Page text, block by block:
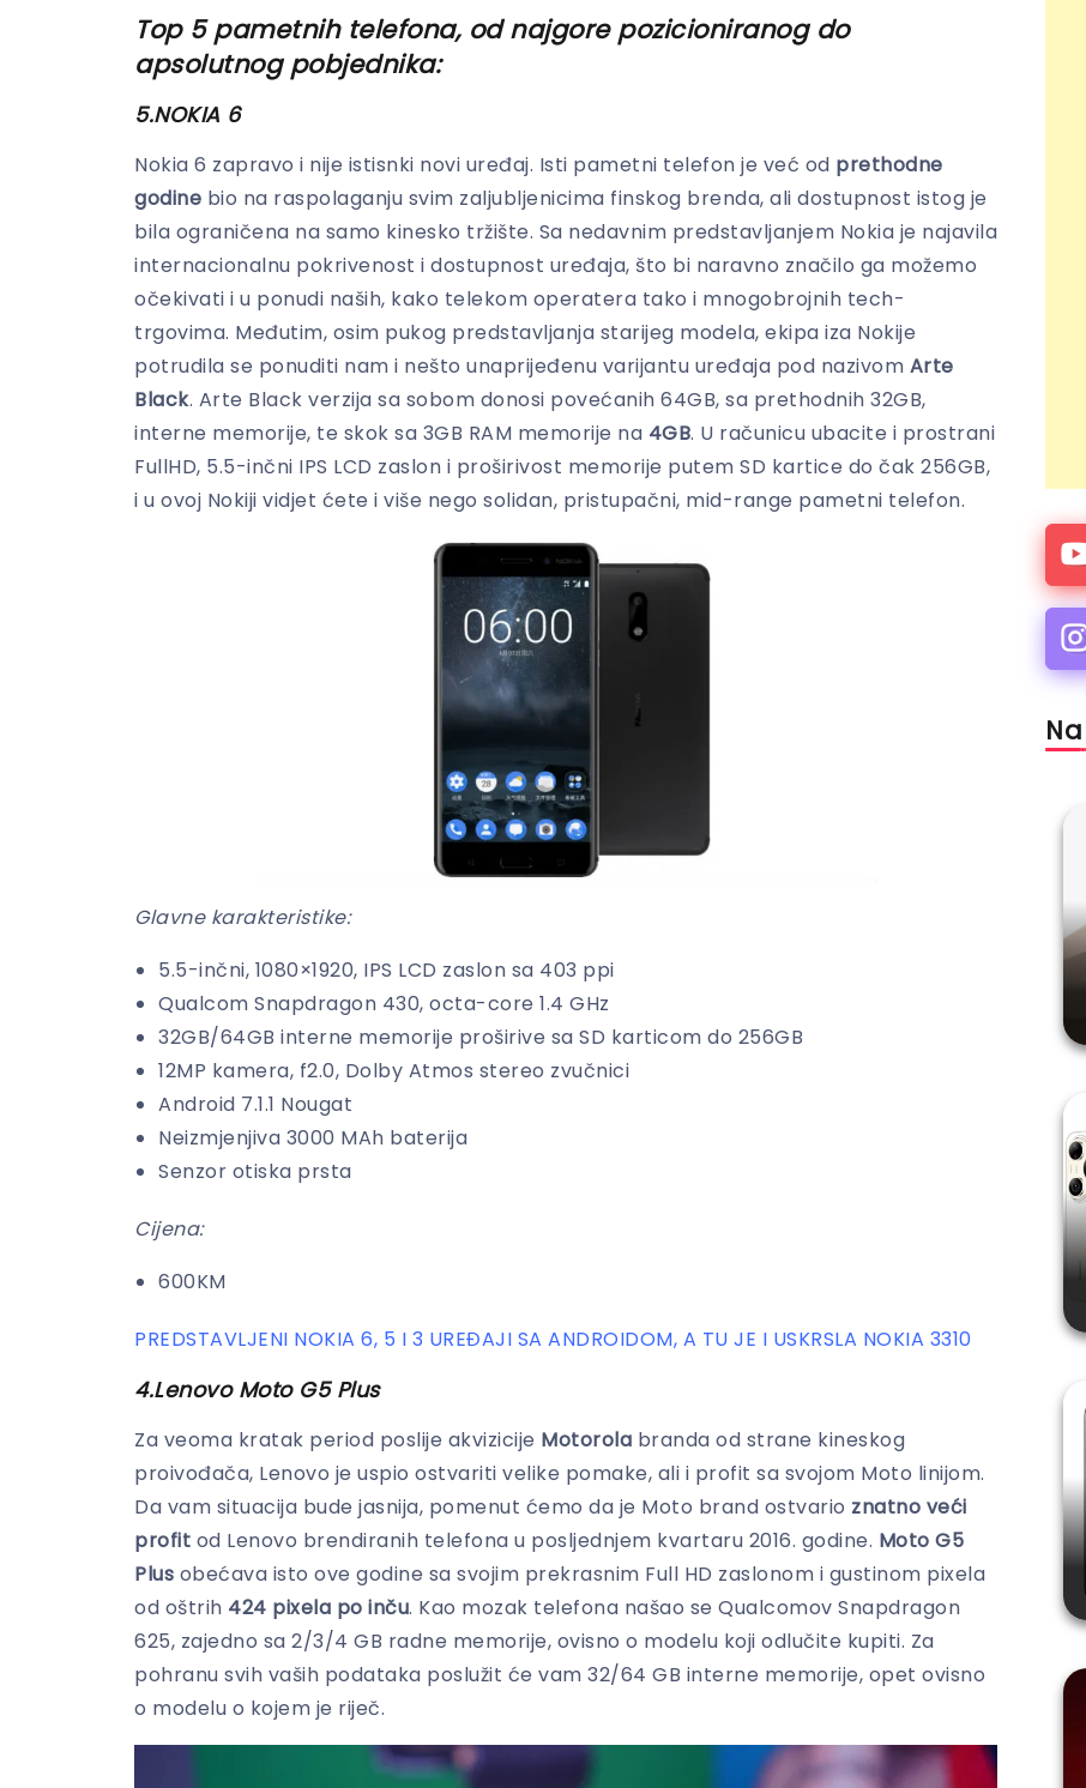
Top 5 pametnih telefona, od najgore pozicioniranog do
apsolutnog pobjednika:
5.NOKIA 6
Nokia 6 zapravo i nije istisnki novi uređaj. Isti pametni telefon je već od prethodne
godine bio na raspolaganju svim zaljubljenicima finskog brenda, ali dostupnost istog je
bila ograničena na samo kinesko tržište. Sa nedavnim predstavljanjem Nokia je najavila
internacionalnu pokrivenost i dostupnost uređaja, što bi naravno značilo ga možemo
očekivati i u ponudi naših, kako telekom operatera tako i mnogobrojnih tech-
trgovima. Međutim, osim pukog predstavljanja starijeg modela, ekipa iza Nokije
potrudila se ponuditi nam i nešto unaprijeđenu varijantu uređaja pod nazivom Arte
Black. Arte Black verzija sa sobom donosi povećanih 64GB, sa prethodnih 32GB,
interne memorije, te skok sa 3GB RAM memorije na 4GB. U računicu ubacite i prostrani
FullHD, 5.5-inčni IPS LCD zaslon i proširivost memorije putem SD kartice do čak 256GB,
i u ovoj Nokiji vidjet ćete i više nego solidan, pristupačni, mid-range pametni telefon.
Glavne karakteristike:
5.5-inčni, 1080×1920, IPS LCD zaslon sa 403 ppi
Qualcom Snapdragon 430, octa-core 1.4 GHz
32GB/64GB interne memorije proširive sa SD karticom do 256GB
12MP kamera, f2.0, Dolby Atmos stereo zvučnici
Android 7.1.1 Nougat
Neizmjenjiva 3000 MAh baterija
Senzor otiska prsta
Cijena:
600KM
PREDSTAVLJENI NOKIA 6, 5 I 3 UREĐAJI SA ANDROIDOM, A TU JE I USKRSLA NOKIA 3310
4.Lenovo Moto G5 Plus
Za veoma kratak period poslije akvizicije Motorola branda od strane kineskog
proivođača, Lenovo je uspio ostvariti velike pomake, ali i profit sa svojom Moto linijom.
Da vam situacija bude jasnija, pomenut ćemo da je Moto brand ostvario znatno veći
profit od Lenovo brendiranih telefona u posljednjem kvartaru 2016. godine. Moto G5
Plus obećava isto ove godine sa svojim prekrasnim Full HD zaslonom i gustinom pixela
od oštrih 424 pixela po inču. Kao mozak telefona našao se Qualcomov Snapdragon
625, zajedno sa 2/3/4 GB radne memorije, ovisno o modelu koji odlučite kupiti. Za
pohranu svih vaših podataka poslužit će vam 32/64 GB interne memorije, opet ovisno
o modelu o kojem je riječ.